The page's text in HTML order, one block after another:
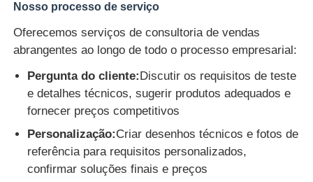
Nosso processo de serviço
Oferecemos serviços de consultoria de vendas
abrangentes ao longo de todo o processo empresarial:
Pergunta do cliente: Discutir os requisitos de teste
e detalhes técnicos, sugerir produtos adequados e
fornecer preços competitivos
Personalização:Criar desenhos técnicos e fotos de
referência para requisitos personalizados,
confirmar soluções finais e preços